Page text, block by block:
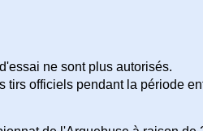
ne sont plus autorisés.
tirs officiels pendant la période